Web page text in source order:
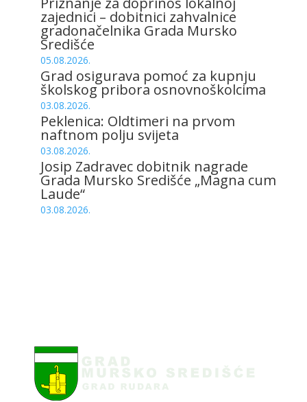
zajednici – dobitnici zahvalnice
gradonačelnika Grada Mursko
Središće
05.08.2026.
Grad osigurava pomoć za kupnju
školskog pribora osnovnoškolcima
03.08.2026.
Peklenica: Oldtimeri na prvom
naftnom polju svijeta
03.08.2026.
Josip Zadravec dobitnik nagrade
Grada Mursko Središće „Magna cum
Laude“
03.08.2026.